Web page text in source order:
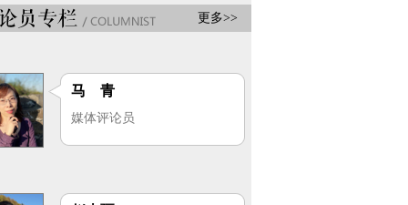
更多>>
马 青
媒体评论员